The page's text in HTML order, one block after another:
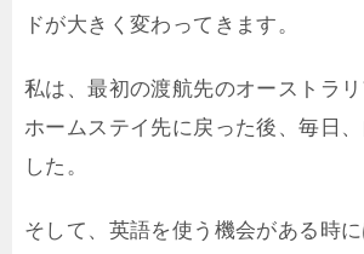
ドが大きく変わってきます。
私は、最初の渡航先のオーストラ
ホームステイ先に戻った後、毎日
した。
そして、英語を使う機会がある時